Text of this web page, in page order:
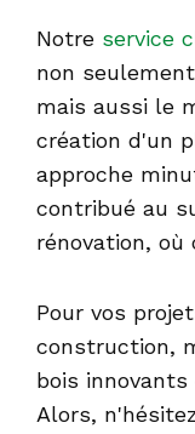
Notre service
non
mais aussi le
création d'un
approche
contribué au
rénovation,
Pour vos
construction,
bois
Alors,